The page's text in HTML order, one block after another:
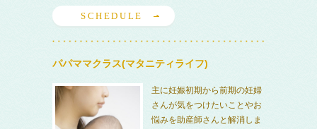
SCHEDULE
パパママクラス(マタニティライフ)
主に妊娠初期から前期の妊婦
さんが気をつけたいことやお
悩みを助産師さんと解消しま